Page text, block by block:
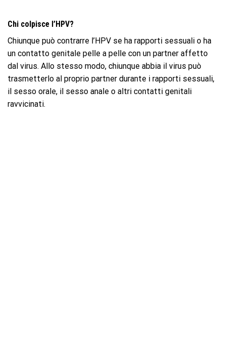
Chi colpisce l’HPV?
Chiunque può contrarre l’HPV se ha rapporti sessuali o ha
un contatto genitale pelle a pelle con un partner affetto
dal virus. Allo stesso modo, chiunque abbia il virus può
trasmetterlo al proprio partner durante i rapporti sessuali,
il sesso orale, il sesso anale o altri contatti genitali
ravvicinati.